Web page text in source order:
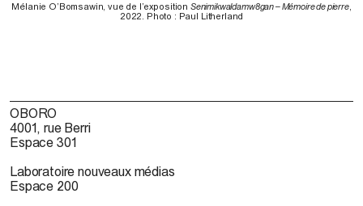
Mélanie O’Bomsawin, vue de l’exposition Senimikwaldamw8gan – Mémoire de pierre,
2022. Photo : Paul Litherland⁠
OBORO
4001, rue Berri
Espace 301
Laboratoire nouveaux médias
Espace 200